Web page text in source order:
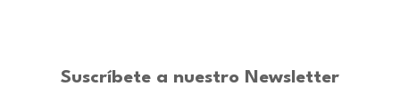
Suscríbete a nuestro Newsletter